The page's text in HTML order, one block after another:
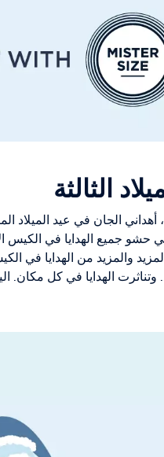
الثالثة
الجان في عيد الميلاد
حشو جميع الهدايا في
والمزيد من الهدايا في
وتناثرت الهدايا في كل مكان.